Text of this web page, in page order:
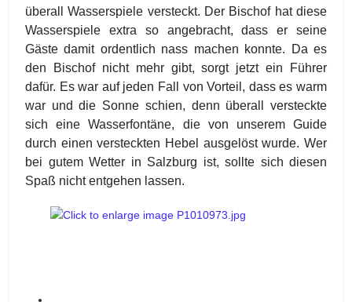
überall Wasserspiele versteckt. Der Bischof hat diese
Wasserspiele extra so angebracht, dass er seine
Gäste damit ordentlich nass machen konnte. Da es
den Bischof nicht mehr gibt, sorgt jetzt ein Führer
dafür. Es war auf jeden Fall von Vorteil, dass es warm
war und die Sonne schien, denn überall versteckte
sich eine Wasserfontäne, die von unserem Guide
durch einen versteckten Hebel ausgelöst wurde. Wer
bei gutem Wetter in Salzburg ist, sollte sich diesen
Spaß nicht entgehen lassen.